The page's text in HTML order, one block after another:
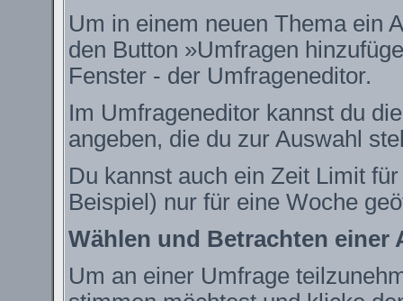
Um in einem neuen Thema ein
den Button »Umfragen
Fenster - der Umfrageneditor.
Im Umfrageneditor kannst du
angeben, die du zur Auswahl
Du kannst auch ein Zeit Limit
Beispiel) nur für eine Woche
Wählen und Betrachten einer
Um an einer Umfrage